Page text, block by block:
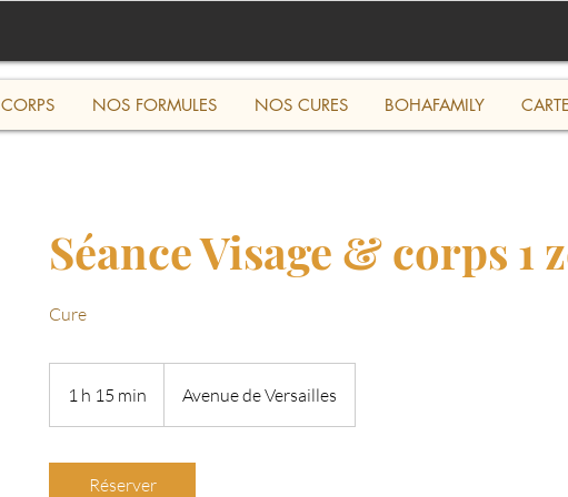
CORPS NOS FORMULES NOS CURES BOHAFAMILY
Séance Visage & corps 1
Cure
1 h 15 min
1
Avenue de Versailles
Réserver